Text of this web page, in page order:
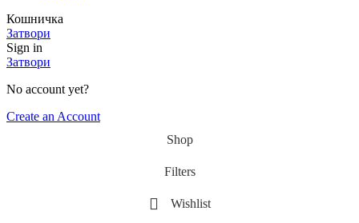
Кошничка
Затвори
Sign in
Затвори
No account yet?
Create an Account
Shop
Filters
Wishlist